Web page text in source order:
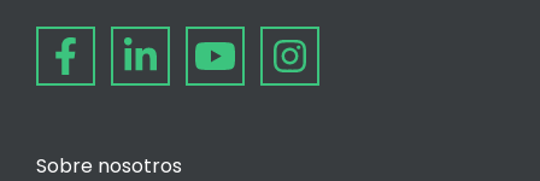
Sobre nosotros